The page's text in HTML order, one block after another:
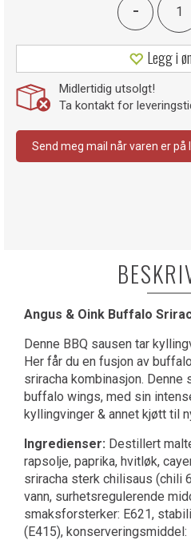
-
Legg i
Midlertidig utsolgt!
Ta kontakt for
Send meg mail når varen er på
Angus & Oink Buffalo
Denne BBQ sausen tar
Her får du en fusjon av
sriracha kombinasjon.
buffalo wings, med sin
kyllingvinger & annet kjøtt til
Ingredienser: Destillert
rapsolje, paprika, hvitløk,
sriracha sterk chilisaus (chili
vann, surhetsregulerende
smaksforsterker: E621,
(E415), konserveringsmiddel: